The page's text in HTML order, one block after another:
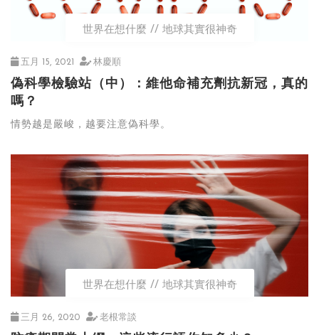
世界在想什麼 地球其實很神奇
五月 15, 2021 林慶順
偽科學檢驗站（中）：維他命補充劑抗新冠，真的
嗎？
情勢越是嚴峻，越要注意偽科學。
世界在想什麼 地球其實很神奇
三月 26, 2020 老根常談